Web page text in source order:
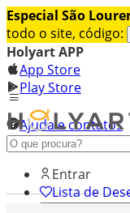
Especial São
todo o site, código:
Holyart APP
App Store
Play Store
Ajuda e contatos
Conheça premium
Entrar
Lista de